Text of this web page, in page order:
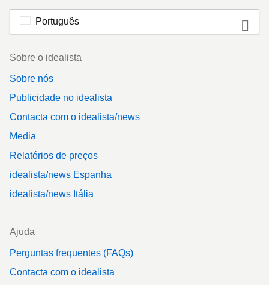
Português
Footer
Sobre o idealista
Sobre nós
Publicidade no idealista
Contacta com o idealista/news
Media
Relatórios de preços
idealista/news Espanha
idealista/news Itália
Ajuda
Perguntas frequentes (FAQs)
Contacta com o idealista